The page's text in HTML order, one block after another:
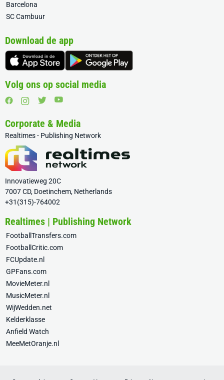
Barcelona
SC Cambuur
Download de app
Volg ons op social media
Corporate & Media
Realtimes - Publishing Network
Innovatieweg 20C
7007 CD, Doetinchem, Netherlands
+31(315)-764002
Realtimes | Publishing Network
FootballTransfers.com
FootballCritic.com
FCUpdate.nl
GPFans.com
MovieMeter.nl
MusicMeter.nl
WijWedden.net
Kelderklasse
Anfield Watch
MeeMetOranje.nl